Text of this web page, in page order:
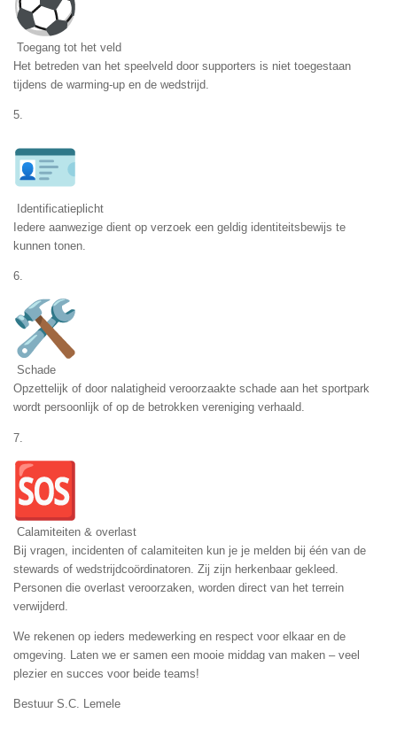
Toegang tot het veld
Het betreden van het speelveld door supporters is niet toegestaan
tijdens de warming-up en de wedstrijd.
5.
Identificatieplicht
Iedere aanwezige dient op verzoek een geldig identiteitsbewijs te
kunnen tonen.
6.
Schade
Opzettelijk of door nalatigheid veroorzaakte schade aan het sportpark
wordt persoonlijk of op de betrokken vereniging verhaald.
7.
Calamiteiten & overlast
Bij vragen, incidenten of calamiteiten kun je je melden bij één van de
stewards of wedstrijdcoördinatoren. Zij zijn herkenbaar gekleed.
Personen die overlast veroorzaken, worden direct van het terrein
verwijderd.
We rekenen op ieders medewerking en respect voor elkaar en de
omgeving. Laten we er samen een mooie middag van maken – veel
plezier en succes voor beide teams!
Bestuur S.C. Lemele